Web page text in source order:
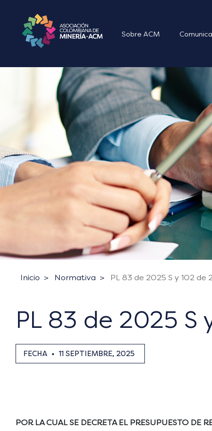
Sobre ACM
Inicio Normativa PL 83 de 2025 S y 102 de
PL 83 de 2025 S
FECHA • 11 SEPTIEMBRE, 2025
POR LA CUAL SE DECRETA EL PRESUPUESTO DE